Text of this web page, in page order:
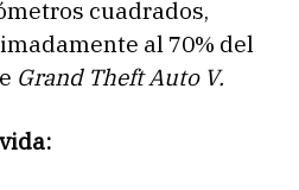
cuadrados,
al 70% del
Grand Theft Auto V.